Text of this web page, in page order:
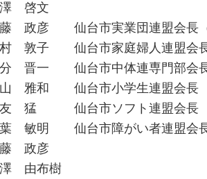
啓文
政彦 仙台市実業団連盟会長
敦子 仙台市家庭婦人連盟会
晋一 仙台市中体連専門部会
雅和 仙台市小学生連盟会長
猛 仙台市ソフト連盟会長
敏明 仙台市障がい者連盟会
政彦
由布樹